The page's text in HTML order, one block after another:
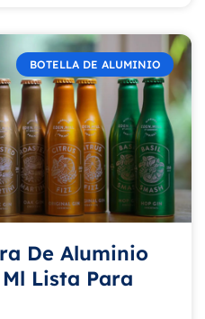
BOTELLA DE ALUMINIO
De Aluminio
Lista Para